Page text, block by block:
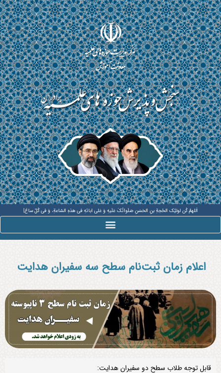
اَللهمَّ کُن لولیَّک الحُجةِ بنِ الحَسَنِ صَلَواتُکَ عَلَیهِ وَ عَلی ابائهِ فی هذهِ السّاعةِ، وَ فی کُلّ ساعَة وَلیّا و
اعلام زمان ثبت‌نام سطح سه سفیران هدایت
قابل توجه طلاب سطح دو سفیران هدایت: